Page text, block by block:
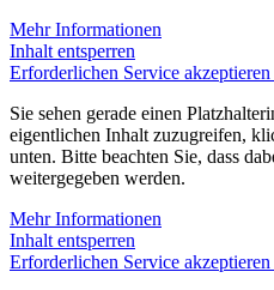
Mehr Informationen
Inhalt entsperren
Erforderlichen Service
Sie sehen gerade einen
eigentlichen Inhalt zuzugreifen,
unten. Bitte beachten Sie, dass
weitergegeben werden.
Mehr Informationen
Inhalt entsperren
Erforderlichen Service